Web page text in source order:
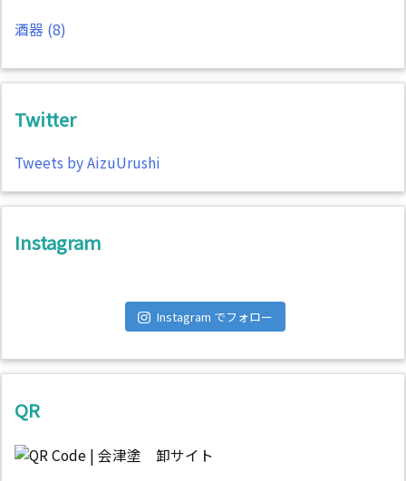
酒器 (8)
Twitter
Tweets by AizuUrushi
Instagram
Instagram でフォロー
QR